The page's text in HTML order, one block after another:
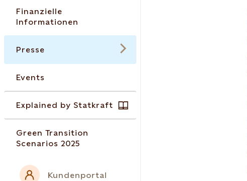
Finanzielle
Informationen
Presse
Events
Explained by Statkraft
Green Transition
Scenarios 2025
Kundenportal